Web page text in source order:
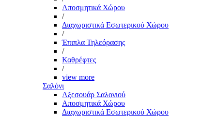
Αποσμητικά Χώρου
/
Διαχωριστικά Εσωτερικού Χώρου
/
Έπιπλα Τηλεόρασης
/
Καθρέφτες
/
view more
Σαλόνι
Αξεσουάρ Σαλονιού
Αποσμητικά Χώρου
Διαχωριστικά Εσωτερικού Χώρου